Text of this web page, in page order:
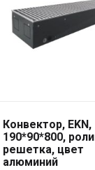
Конвектор, EKN,
190*90*800,
решетка, цвет
алюминий